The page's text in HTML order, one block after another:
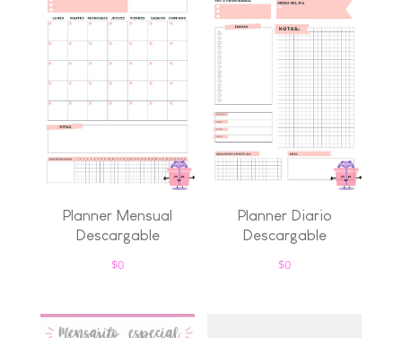
Planner Mensual
Descargable
$0
Planner Diario
Descargable
$0